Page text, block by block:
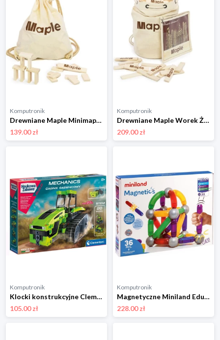
Komputronik
Drewniane Maple Minimaple 250 szt MM250
139.00 zł
Komputronik
Drewniane Maple Worek Żeglarski 200 szt W200
209.00 zł
Komputronik
Klocki konstrukcyjne Clementoni Laboratorium mechaniki Ciągnik gąsienicowy 50689
105.00 zł
Komputronik
Magnetyczne Miniland Educational Magnetyczne 36 el. MLZ94105
228.00 zł